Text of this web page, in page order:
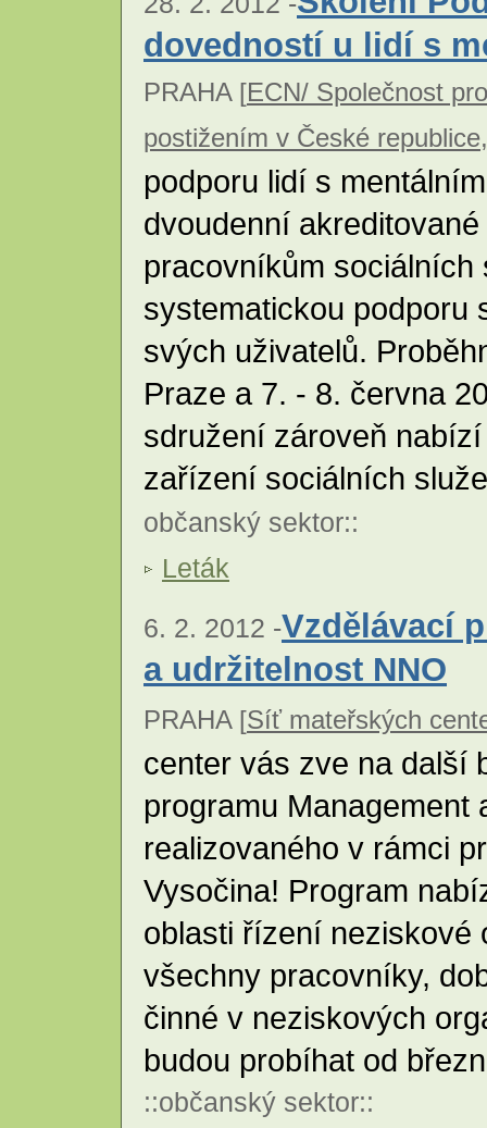
dovedností u lidí s
PRAHA [ECN/ Společnost
postižením v České
podporu lidí s
dvoudenní
pracovníkům
systematickou podporu
svých uživatelů.
Praze a 7. - 8. června
sdružení zároveň
zařízení sociálních
občanský sektor::
Leták
6. 2. 2012 -Vzdělávací
a udržitelnost NNO
PRAHA [Síť mateřských
center vás zve na další
programu Management
realizovaného v rámci
Vysočina! Program
oblasti řízení neziskové
všechny pracovníky,
činné v neziskových
budou probíhat od
::občanský sektor::